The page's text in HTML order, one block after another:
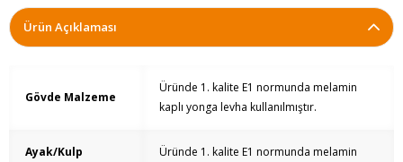
Ürün Açıklaması
Gövde Malzeme
Üründe 1. kalite E1 normunda melamin
kaplı yonga levha kullanılmıştır.
Ayak/Kulp
Üründe 1. kalite E1 normunda melamin